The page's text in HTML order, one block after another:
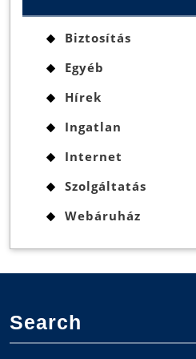
Biztosítás
Egyéb
Hírek
Ingatlan
Internet
Szolgáltatás
Webáruház
Search